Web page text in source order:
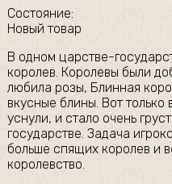
Состояние:
Новый товар
В одном царстве-
королев. Королевы были
любила розы, Блинная
вкусные блины. Вот только
уснули, и стало очень
государстве. Задача
больше спящих королев и
королевство.